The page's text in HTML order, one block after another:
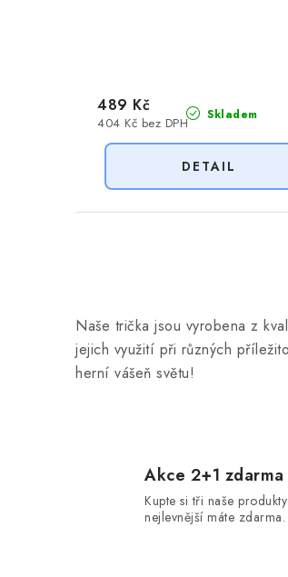
Skladem
404 Kč bez DPH
489 Kč
v
l
á
Naše trička jsou vyrobena z
jejich využití při různých
herní vášeň světu!
Akce 2+1 zdarma
Kupte si tři naše
nejlevnější máte zdarma.